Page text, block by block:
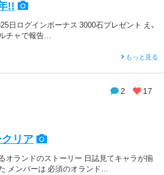
!!
日ログインボーナス 3000石プレゼント え、
チャで報告...
もっと見る
2 17
リア
オランドのストーリー 日誌見てキャラが揃
メンバーは 必須のオランド...